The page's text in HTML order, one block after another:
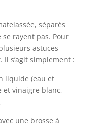
séparés
se rayent pas. Pour
astuces
s’agit simplement :
liquide (eau et
et vinaigre blanc,
une brosse à